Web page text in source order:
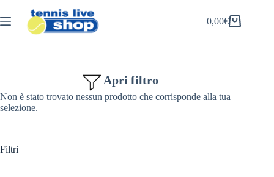
al
contenuto
Carrello
0,00€
Apri filtro
Non è stato trovato nessun prodotto che corrisponde alla tua
selezione.
Filtri